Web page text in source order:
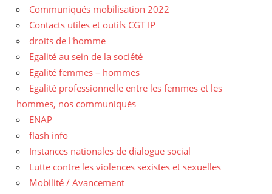
Communiqués mobilisation 2022
Contacts utiles et outils CGT IP
droits de l'homme
Egalité au sein de la société
Egalité femmes – hommes
Egalité professionnelle entre les femmes et les
hommes, nos communiqués
ENAP
flash info
Instances nationales de dialogue social
Lutte contre les violences sexistes et sexuelles
Mobilité / Avancement